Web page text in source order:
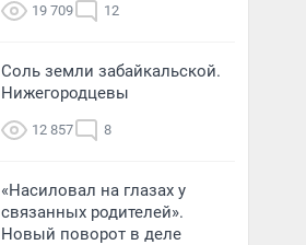
19 709 12
Соль земли забайкальской.
Нижегородцевы
12 857 8
«Насиловал на глазах у
связанных родителей».
Новый поворот в деле